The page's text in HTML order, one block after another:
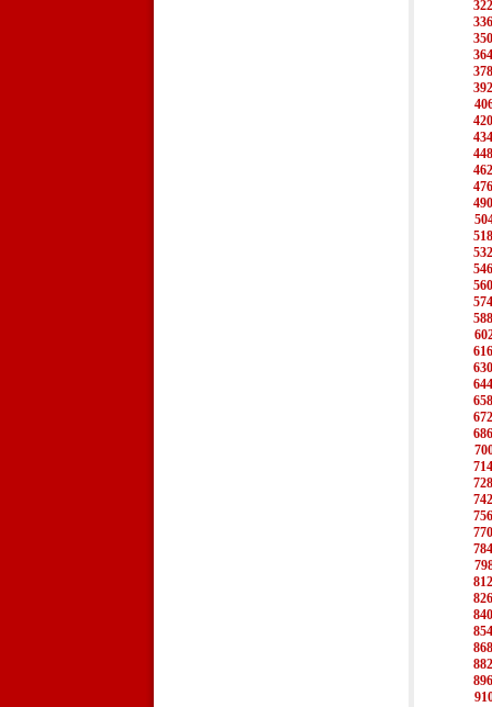
322
336
350
364
378
392
420
434
448
462
476
490
518
532
546
560
574
588
616
630
644
658
672
686
714
728
742
756
770
784
812
826
840
854
868
882
896